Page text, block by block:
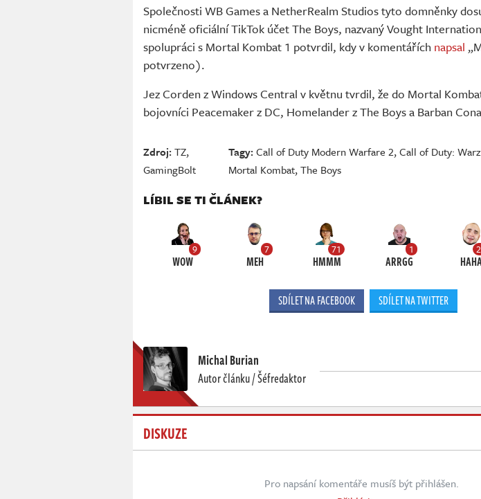
Společnosti WB Games a NetherRealm Studios tyto domněnky
nicméně oficiální TikTok účet The Boys, nazvaný Vought
spolupráci s Mortal Kombat 1 potvrdil, kdy v komentářích napsal
potvrzeno).
Jez Corden z Windows Central v květnu tvrdil, že do Mortal
bojovníci Peacemaker z DC, Homelander z The Boys a Barban
Zdroj:TZ,
GamingBolt
Tagy:Call of Duty Modern Warfare 2,Call of Duty:
Mortal Kombat,The Boys
LÍBIL SE TI ČLÁNEK?
9
WOW
7
MEH
71
HMMM
1
ARRGG
SDÍLET NA FACEBOOK SDÍLET NA TWITTER
Michal Burian
Autor článku / Šéfredaktor
DISKUZE
Pro napsání komentáře musíš být přihlášen.